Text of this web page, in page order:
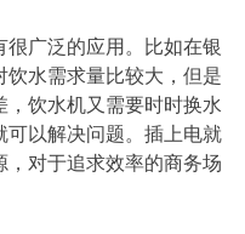
广泛的应用。比如在银
水需求量比较大，但是
饮水机又需要时时换水
可以解决问题。插上电就
对于追求效率的商务场